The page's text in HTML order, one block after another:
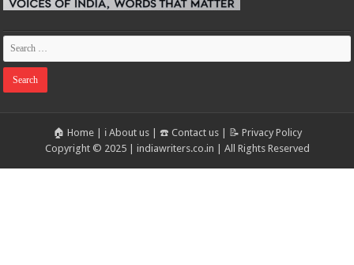
🏠 Home| ℹ️ About us| ☎️ Contact us|
📝 Privacy Policy
Copyright © 2025 | indiawriters.co.in | All Rights Reserved